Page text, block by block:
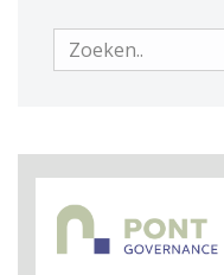
Zoeken